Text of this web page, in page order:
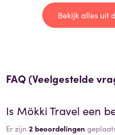
Bekijk alles uit
FAQ (Veelgestelde
Is Mökki Travel een
Er zijn 2 beoordelingen